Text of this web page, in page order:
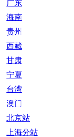
广东
海南
贵州
西藏
甘肃
宁夏
台湾
澳门
北京站
上海分站